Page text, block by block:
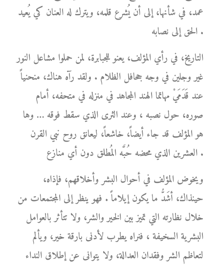
عمد، في شأنها، إلى أن يُشرع قلمه، ويترك له العنان كي يُعيد
الحق إلى نصابه .
التاريخ، في رأي المؤلف، يعنو للجبابرة، لمن حملوا مشاعل النور
غير وجلين في وجه جحافل الظلام . ولقد رآه هناك، منحنياً
عند قَدَمَيْ مهاتما الهند المجاهد في منزله في متحفه، أمام
صوره، حول نصبه ، وعند الثرى الذي سقط فوقه … وها
هو المؤلف قد جاء أيضاً، خاشعاً، ليعانق روح نبي القرن
العشرين الذي محضه حُبَّه المُطلق دون أي منازع .
ويخوض المؤلف في أحوال البشر وأخلاقهم، فإذاه،
حينذاك، أشَدُّ ما يكون إيلاماً . فهو ينظر إلى المجتمعات من
خلال نظارته التي تميز بين الخير والشر، ولا تتأثر بالعوامل
البشرية السخيفة ، فنراه يطرب لأدنى بارقة خير، ويألم
لتعاظم الشر وفقدان العدالة، ولا يتوانى عن إطلاق النداء